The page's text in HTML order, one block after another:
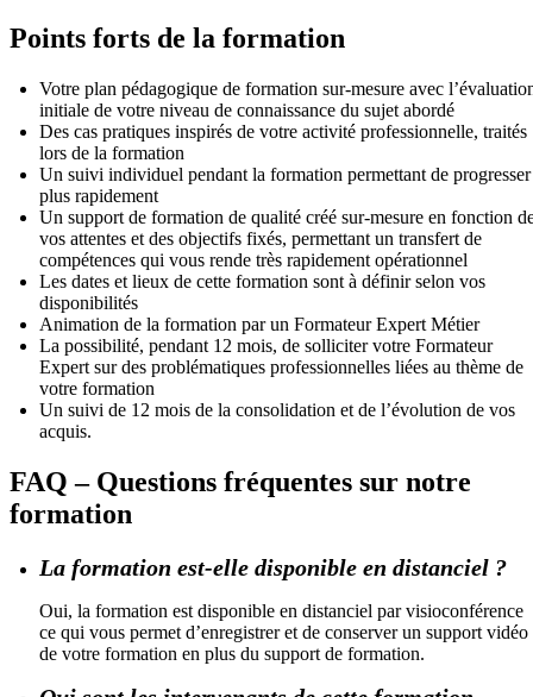
Points forts de la formation
Votre plan pédagogique de formation sur-mesure avec
initiale de votre niveau de connaissance du sujet abordé
Des cas pratiques inspirés de votre activité professionnelle, traités
lors de la formation
Un suivi individuel pendant la formation permettant de progresser
plus rapidement
Un support de formation de qualité créé sur-mesure en fonction
vos attentes et des objectifs fixés, permettant un transfert de
compétences qui vous rende très rapidement opérationnel
Les dates et lieux de cette formation sont à définir selon vos
disponibilités
Animation de la formation par un Formateur Expert Métier
La possibilité, pendant 12 mois, de solliciter votre Formateur
Expert sur des problématiques professionnelles liées au thème de
votre formation
Un suivi de 12 mois de la consolidation et de l’évolution de vos
acquis.
FAQ – Questions fréquentes sur notre
formation
La formation est-elle disponible en distanciel ?
Oui, la formation est disponible en distanciel par visioconférence
ce qui vous permet d’enregistrer et de conserver un support vidéo
de votre formation en plus du support de formation.